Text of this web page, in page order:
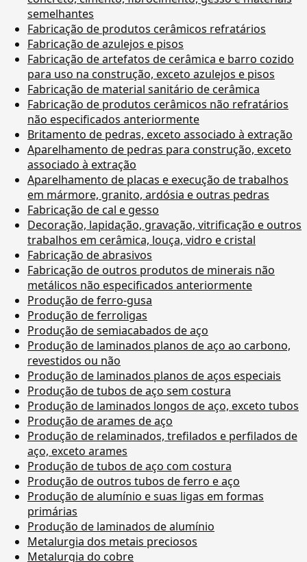
semelhantes
Fabricação de produtos cerâmicos refratários
Fabricação de azulejos e pisos
Fabricação de artefatos de cerâmica e barro cozido
para uso na construção, exceto azulejos e pisos
Fabricação de material sanitário de cerâmica
Fabricação de produtos cerâmicos não refratários
não especificados anteriormente
Britamento de pedras, exceto associado à extração
Aparelhamento de pedras para construção, exceto
associado à extração
Aparelhamento de placas e execução de trabalhos
em mármore, granito, ardósia e outras pedras
Fabricação de cal e gesso
Decoração, lapidação, gravação, vitrificação e outros
trabalhos em cerâmica, louça, vidro e cristal
Fabricação de abrasivos
Fabricação de outros produtos de minerais não
metálicos não especificados anteriormente
Produção de ferro-gusa
Produção de ferroligas
Produção de semiacabados de aço
Produção de laminados planos de aço ao carbono,
revestidos ou não
Produção de laminados planos de aços especiais
Produção de tubos de aço sem costura
Produção de laminados longos de aço, exceto tubos
Produção de arames de aço
Produção de relaminados, trefilados e perfilados de
aço, exceto arames
Produção de tubos de aço com costura
Produção de outros tubos de ferro e aço
Produção de alumínio e suas ligas em formas
primárias
Produção de laminados de alumínio
Metalurgia dos metais preciosos
Metalurgia do cobre